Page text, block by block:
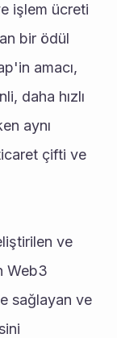
işlem ücreti
bir ödül
amacı,
daha hızlı
aynı
çifti ve
Web3
sağlayan ve